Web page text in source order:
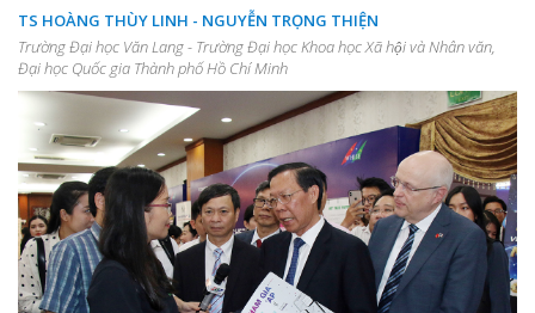
TS HOÀNG THÙY LINH - NGUYỄN TRỌNG THIỆN
Trường Đại học Văn Lang - Trường Đại học Khoa học Xã hội và Nhân văn,
Đại học Quốc gia Thành phố Hồ Chí Minh